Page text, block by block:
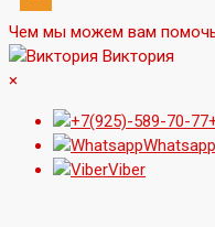
Чем мы можем вам
Виктория
×
Whatsapp
Viber